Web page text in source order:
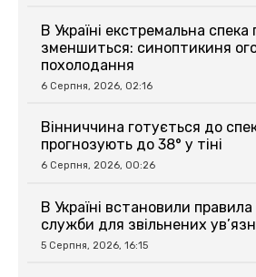
В Україні екстремальна
зменшиться: синоптикиня
похолодання
6 Серпня, 2026, 02:16
Вінниччина готується до
прогнозують до 38° у тіні
6 Серпня, 2026, 00:26
В Україні встановили
служби для звільнених
5 Серпня, 2026, 16:15